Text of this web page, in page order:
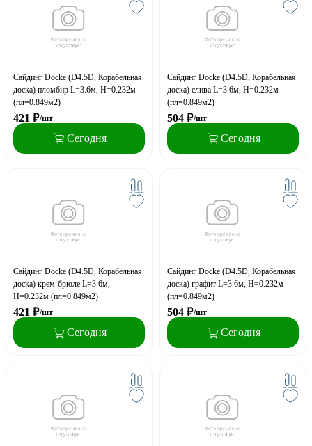
Сайдинг Docke (D4.5D, Корабельная
доска) пломбир L=3.6м, H=0.232м
(пл=0.849м2)
421 ₽/шт
Сегодня
Сайдинг Docke (D4.5D, Корабельная
доска) слива L=3.6м, H=0.232м
(пл=0.849м2)
504 ₽/шт
Сегодня
Сайдинг Docke (D4.5D, Корабельная
доска) крем-брюле L=3.6м,
H=0.232м (пл=0.849м2)
421 ₽/шт
Сегодня
Сайдинг Docke (D4.5D, Корабельная
доска) графит L=3.6м, H=0.232м
(пл=0.849м2)
504 ₽/шт
Сегодня